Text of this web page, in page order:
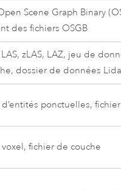
Scene Graph Binary
des fichiers OSGB
zLAS, LAZ, jeu de
dossier de données
ponctuelles,
fichier de couche